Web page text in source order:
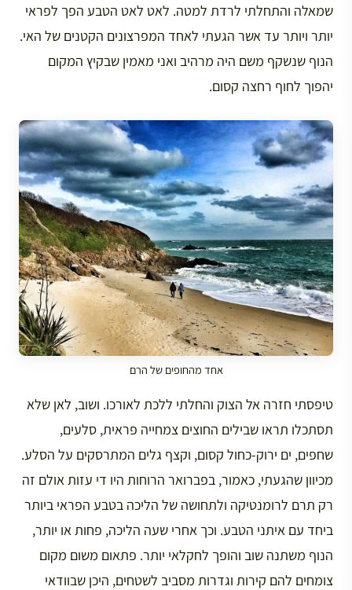
שמאלה והתחלתי לרדת למטה. לאט לאט הטבע הפך לפראי
יותר ויותר עד אשר הגעתי לאחד המפרצונים הקטנים של האי.
הנוף שנשקף משם היה מרהיב ואני מאמין שבקיץ המקום
יהפוך לחוף רחצה קסום.
אחד מהחופים של הרם
טיפסתי חזרה אל הצוק והחלתי ללכת לאורכו. ושוב, לאן שלא
תסתכלו תראו שבילים החוצים צמחייה פראית, סלעים,
שחפים, ים ירוק-כחול קסום, וקצף גלים המתרסקים על הסלע.
מכיוון שהגעתי, כאמור, בפברואר הרוחות היו די עזות אולם זה
רק תרם לרומנטיקה ולתחושה של הליכה בטבע הפראי ביותר
ביחד עם איתני הטבע. וכך אחרי שעה הליכה, פחות או יותר,
הנוף משתנה שוב והופך לחקלאי יותר. פתאום משום מקום
צומחים להם קירות וגדרות מסביב לשטחים, היכן שבוודאי